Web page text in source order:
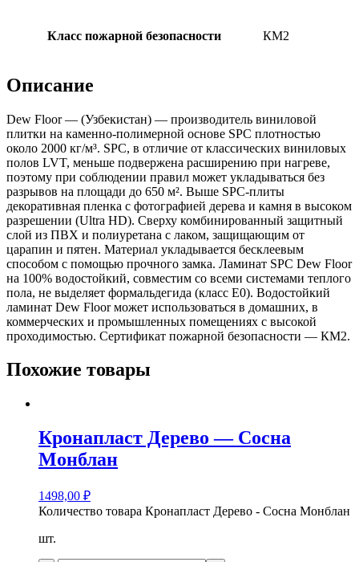
Класс пожарной безопасности КМ2
Описание
Dew Floor — (Узбекистан) — производитель виниловой
плитки на каменно-полимерной основе SPC плотностью
около 2000 кг/м³. SPC, в отличие от классических виниловых
полов LVT, меньше подвержена расширению при нагреве,
поэтому при соблюдении правил может укладываться без
разрывов на площади до 650 м². Выше SPC-плиты
декоративная пленка с фотографией дерева и камня в высоком
разрешении (Ultra HD). Сверху комбинированный защитный
слой из ПВХ и полиуретана с лаком, защищающим от
царапин и пятен. Материал укладывается бесклеевым
способом с помощью прочного замка. Ламинат SPC Dew Floor
на 100% водостойкий, совместим со всеми системами теплого
пола, не выделяет формальдегида (класс E0). Водостойкий
ламинат Dew Floor может использоваться в домашних, в
коммерческих и промышленных помещениях с высокой
проходимостью. Сертификат пожарной безопасности — КМ2.
Похожие товары
Кронапласт Дерево — Сосна
Монблан
1498,00 ₽
Количество товара Кронапласт Дерево - Сосна Монблан
шт.